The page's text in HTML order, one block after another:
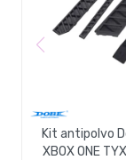
Kit antipolvo
XBOX ONE